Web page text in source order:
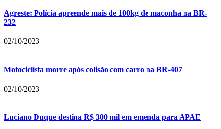
Agreste: Polícia apreende mais de 100kg de maconha na BR-
232
02/10/2023
Motociclista morre após colisão com carro na BR-407
02/10/2023
Luciano Duque destina R$ 300 mil em emenda para APAE